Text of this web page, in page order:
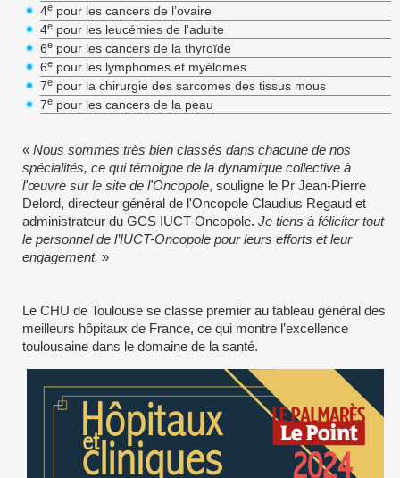
4e pour les cancers de l’ovaire
4e pour les leucémies de l'adulte
6e pour les cancers de la thyroïde
6e pour les lymphomes et myélomes
7e pour la chirurgie des sarcomes des tissus mous
7e pour les cancers de la peau
« Nous sommes très bien classés dans chacune de nos
spécialités, ce qui témoigne de la dynamique collective à
l'œuvre sur le site de l'Oncopole, souligne le Pr Jean-Pierre
Delord, directeur général de l'Oncopole Claudius Regaud et
administrateur du GCS IUCT-Oncopole. Je tiens à féliciter tout
le personnel de l’IUCT-Oncopole pour leurs efforts et leur
engagement. »
Le CHU de Toulouse se classe premier au tableau général des
meilleurs hôpitaux de France, ce qui montre l’excellence
toulousaine dans le domaine de la santé.